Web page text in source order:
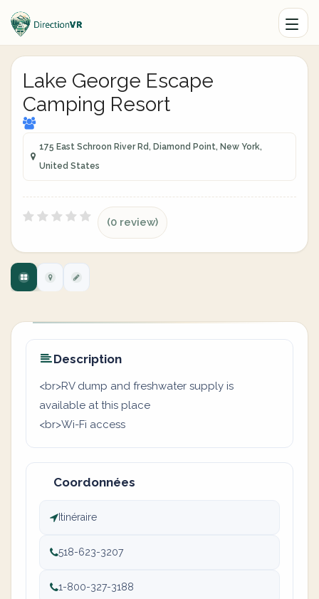
Lake George Escape
Camping Resort
175 East Schroon River Rd, Diamond Point, New York,
United States
(0 review)
Description
<br>RV dump and freshwater supply is
available at this place
<br>Wi-Fi access
Coordonnées
Itinéraire
518-623-3207
1-800-327-3188